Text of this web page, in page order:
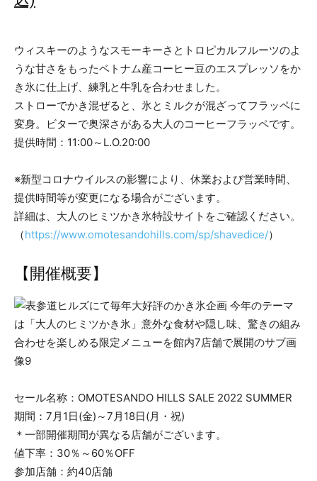
ウィスキーのようなスモーキーさとトロピカルフルーツのよ
うな甘さをもったベトナム産コーヒー豆のエスプレッソをか
き氷に仕上げ、練乳と牛乳を合わせました。
ストローでかき混ぜると、氷とミルクが混ざってフラッペに
変身。ビターで奥深さがある大人のコーヒーフラッペです。
提供時間：11:00～L.O.20:00
※新型コロナウイルスの影響により、休業および営業時間、
提供時間等が変更になる場合がございます。
詳細は、大人のヒミツかき氷特設サイトをご確認ください。
（https://www.omotesandohills.com/sp/shavedice/）
【開催概要】
セール名称：OMOTESANDO HILLS SALE 2022 SUMMER
期間：7月1日(金)～7月18日(月・祝)
＊一部開催期間が異なる店舗がございます。
値下率：30％～60％OFF
参加店舗：約40店舗